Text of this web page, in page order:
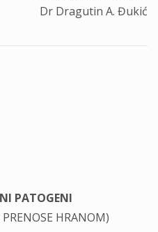
Dr Dragutin A. Đukić
PATOGENI
HRANOM)